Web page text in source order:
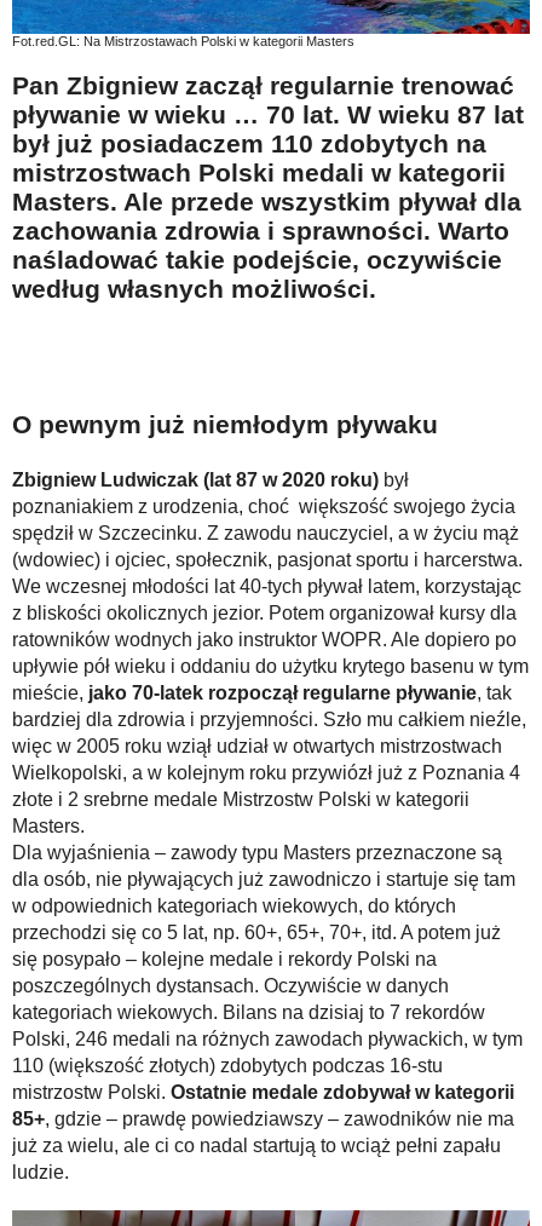
Na wesoło
Żyj aktywnie
60plus - najcenniejsi klienci
Dobra opieka
Warto naśladować
Coś dla ducha
Stop samotności
Z internetem za pan brat
Bezpiecznie i w zgodzie z prawem
Fot.red.GL: Na Mistrzostawach Polski w kategorii Masters
Pan Zbigniew zaczął regularnie trenować
pływanie w wieku … 70 lat. W wieku 87 lat
był już posiadaczem 110 zdobytych na
mistrzostwach Polski medali w kategorii
Masters. Ale przede wszystkim pływał dla
zachowania zdrowia i sprawności. Warto
naśladować takie podejście, oczywiście
według własnych możliwości.
O pewnym już niemłodym pływaku
Zbigniew Ludwiczak (lat 87 w 2020 roku) był
poznaniakiem z urodzenia, choć większość swojego życia
spędził w Szczecinku. Z zawodu nauczyciel, a w życiu mąż
(wdowiec) i ojciec, społecznik, pasjonat sportu i harcerstwa.
We wczesnej młodości lat 40-tych pływał latem, korzystając
z bliskości okolicznych jezior. Potem organizował kursy dla
ratowników wodnych jako instruktor WOPR. Ale dopiero po
upływie pół wieku i oddaniu do użytku krytego basenu w tym
mieście, jako 70-latek rozpoczął regularne pływanie, tak
bardziej dla zdrowia i przyjemności. Szło mu całkiem nieźle,
więc w 2005 roku wziął udział w otwartych mistrzostwach
Wielkopolski, a w kolejnym roku przywiózł już z Poznania 4
złote i 2 srebrne medale Mistrzostw Polski w kategorii
Masters.
Dla wyjaśnienia – zawody typu Masters przeznaczone są
dla osób, nie pływających już zawodniczo i startuje się tam
w odpowiednich kategoriach wiekowych, do których
przechodzi się co 5 lat, np. 60+, 65+, 70+, itd. A potem już
się posypało – kolejne medale i rekordy Polski na
poszczególnych dystansach. Oczywiście w danych
kategoriach wiekowych. Bilans na dzisiaj to 7 rekordów
Polski, 246 medali na różnych zawodach pływackich, w tym
110 (większość złotych) zdobytych podczas 16-stu
mistrzostw Polski. Ostatnie medale zdobywał w kategorii
85+, gdzie – prawdę powiedziawszy – zawodników nie ma
już za wielu, ale ci co nadal startują to wciąż pełni zapału
ludzie.